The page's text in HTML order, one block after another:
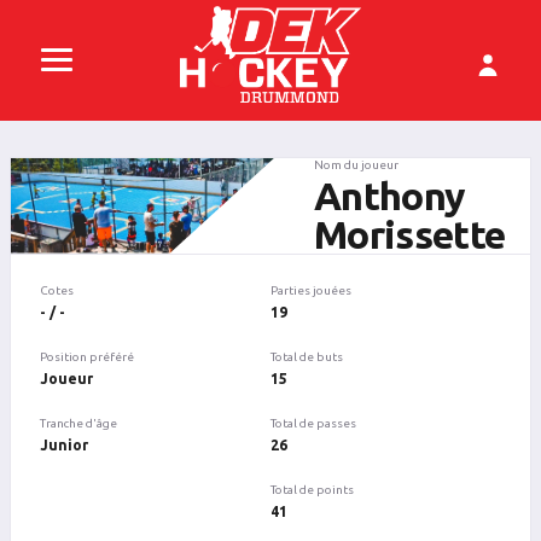
Nom du joueur
Anthony
Morissette
Cotes
- / -
Position préféré
Joueur
Tranche d'âge
Junior
Parties jouées
19
Total de buts
15
Total de passes
26
Total de points
41